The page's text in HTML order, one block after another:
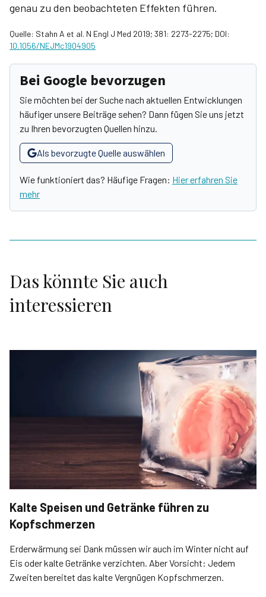
genau zu den beobachteten Effekten führen.
Quelle: Stahn A et al. N Engl J Med 2019; 381: 2273-2275; DOI:
10.1056/NEJMc1904905
Bei Google bevorzugen
Sie möchten bei der Suche nach aktuellen Entwicklungen
häufiger unsere Beiträge sehen? Dann fügen Sie uns jetzt
zu Ihren bevorzugten Quellen hinzu.
Als bevorzugte Quelle auswählen
Wie funktioniert das? Häufige Fragen: Hier erfahren Sie
mehr
Das könnte Sie auch
interessieren
Kalte Speisen und Getränke führen zu
Kopfschmerzen
Erderwärmung sei Dank müssen wir auch im Winter nicht auf
Eis oder kalte Getränke verzichten. Aber Vorsicht: Jedem
Zweiten bereitet das kalte Vergnügen Kopfschmerzen.